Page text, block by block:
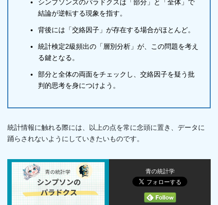
シンプソンズのパラドクスは「部分」と「全体」で
結論が逆転する現象を指す。
背後には「交絡因子」が存在する場合がほとんど。
統計検定2級頻出の「層別分析」が、この問題を考え
る鍵となる。
部分と全体の両面をチェックし、交絡因子を疑う批
判的思考を身につけよう。
統計情報に触れる際には、以上の点を常に念頭に置き、データに
踊らされないようにしていきたいものです。
青の統計学